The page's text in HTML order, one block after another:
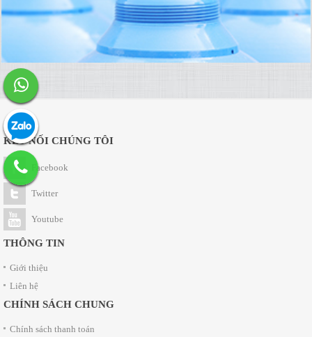
KẾT NỐI CHÚNG TÔI
Facebook
Twitter
Youtube
THÔNG TIN
Giới thiệu
Liên hệ
CHÍNH SÁCH CHUNG
Chính sách thanh toán